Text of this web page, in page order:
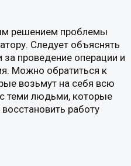
решением проблемы
Следует объяснять
за проведение операции и
Можно обратиться к
возьмут на себя всю
теми людьми, которые
работу